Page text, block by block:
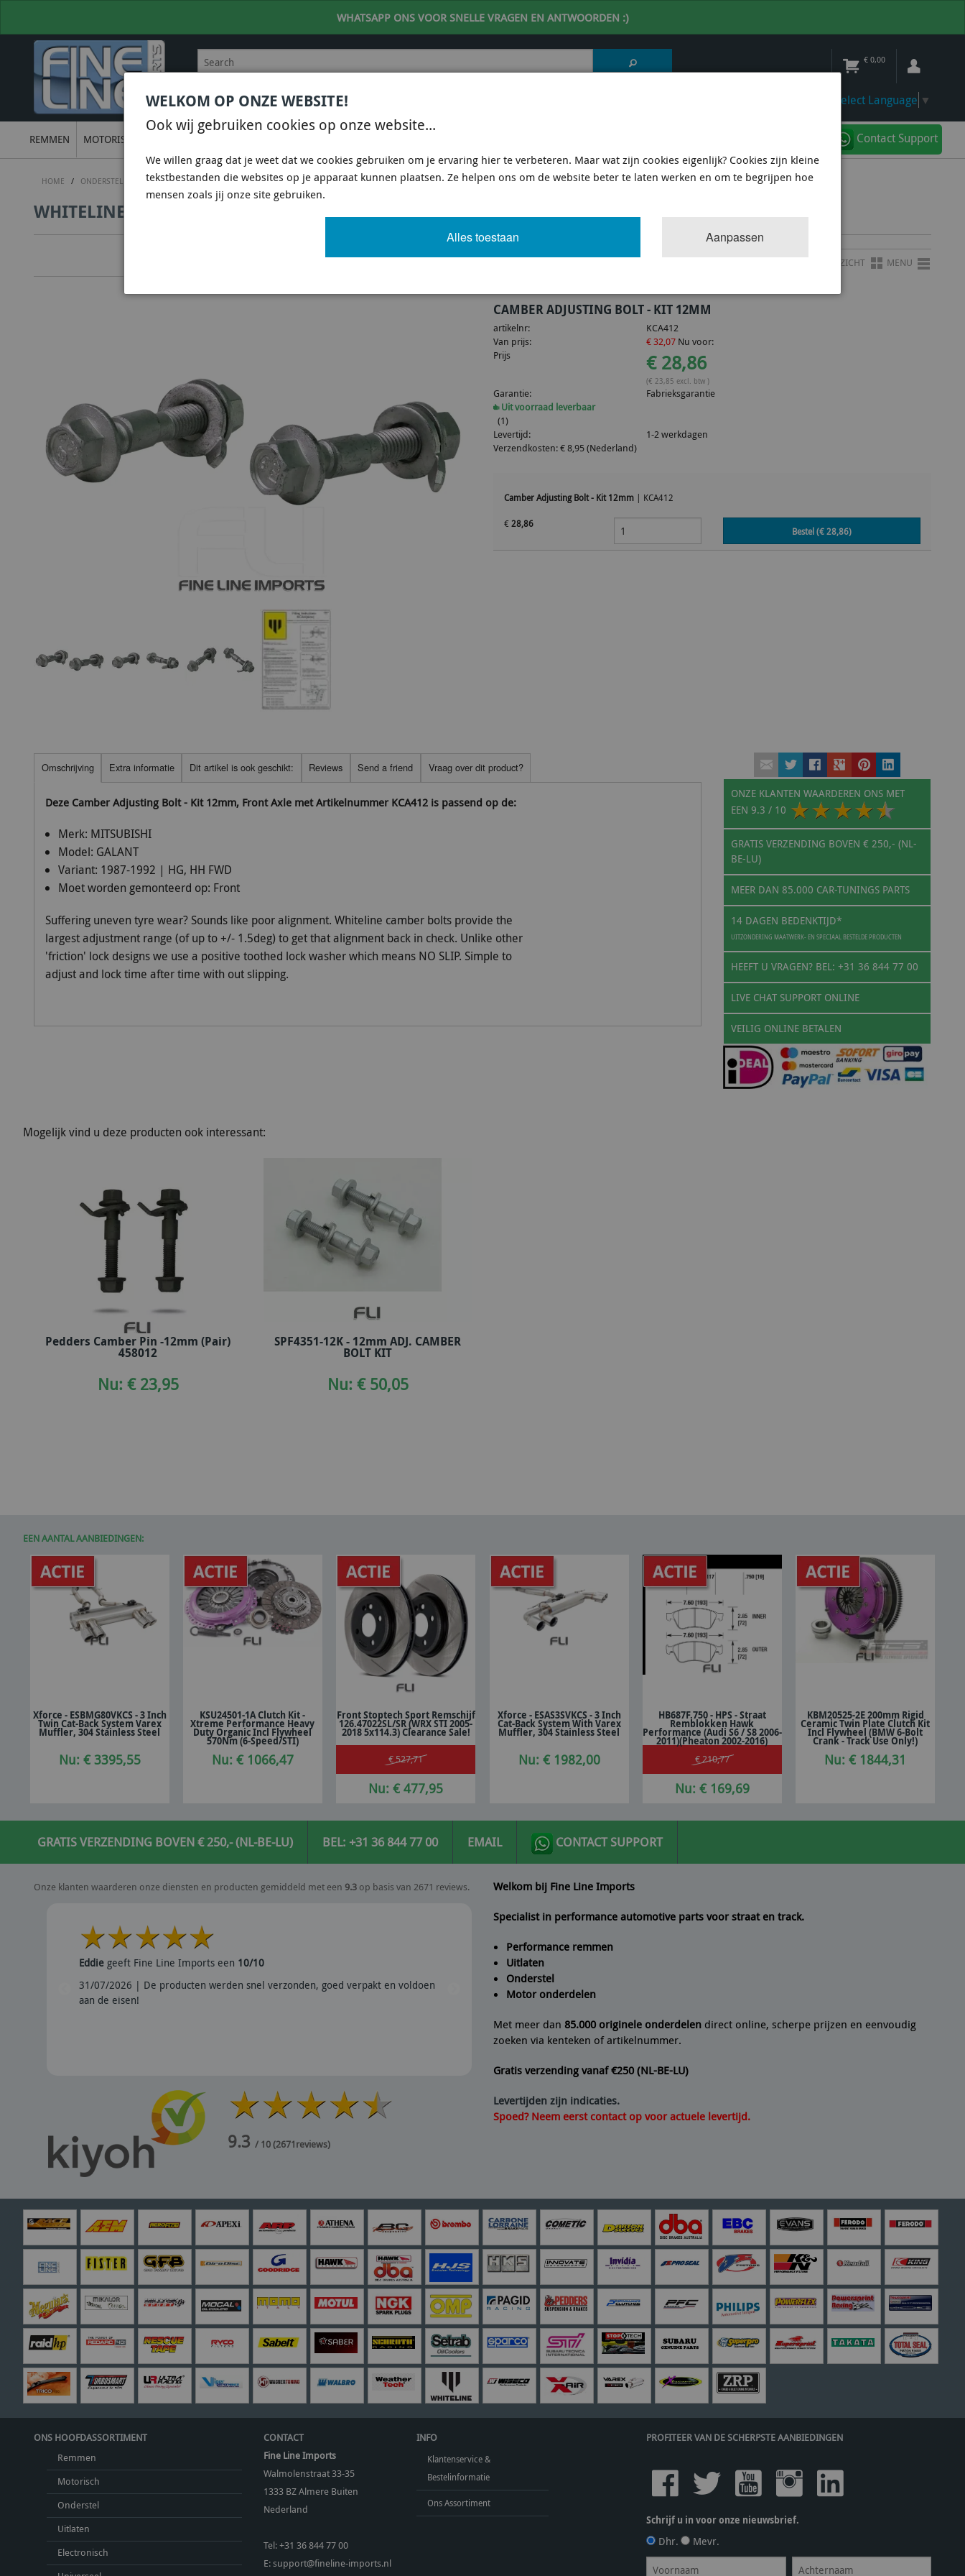
WHATSAPP ONS VOOR SNELLE VRAGEN EN ANTWOORDEN :)
€ 0,00
BEL +31 36 844 77 00VOOR DESKUNDIG ADVIES Select Language ▼
REMMEN MOTORISCH Contact Support
HOME / ONDERSTEL WHITELINE SUSPENSION & CHASSIS / WHITELINE KCA412 - CAMBER ADJUSTING BOLT - KIT 12MM
WHITELINE KCA412 - CAMBER ADJUSTING BOLT - KIT 12MM
Artikel725 van 3503 OVERZICHT MENU
CAMBER ADJUSTING BOLT - KIT 12MM
artikelnr:
KCA412
Van prijs:
€ 32,07 Nu voor:
Prijs
€ 28,86
(€ 23,85 excl. btw )
Garantie:
Fabrieksgarantie
Uit voorraad leverbaar
(1)
Levertijd:
1-2 werkdagen
Verzendkosten: € 8,95 (Nederland)
Camber Adjusting Bolt - Kit 12mm | KCA412
€ 28,86
Bestel (€28,86)
ONZE KLANTEN WAARDEREN ONS MET
EEN 9.3 / 10
GRATIS VERZENDING BOVEN € 250,- (NL-
BE-LU)
MEER DAN 85.000 CAR-TUNINGS PARTS
14 DAGEN BEDENKTIJD*
UITZONDERING MAATWERK- EN SPECIAAL BESTELDE PRODUCTEN
HEEFT U VRAGEN? BEL: +31 36 844 77 00
LIVE CHAT SUPPORT ONLINE
VEILIG ONLINE BETALEN
Omschrijving Extra informatie Dit artikel is ook geschikt: Reviews Send a friend Vraag over dit product?
Deze Camber Adjusting Bolt - Kit 12mm, Front Axle met Artikelnummer KCA412 is passend op de:
Merk: MITSUBISHI
Model: GALANT
Variant: 1987-1992 | HG, HH FWD
Moet worden gemonteerd op: Front
Suffering uneven tyre wear? Sounds like poor alignment. Whiteline camber bolts provide the
largest adjustment range (of up to +/- 1.5deg) to get that alignment back in check. Unlike other
'friction' lock designs we use a positive toothed lock washer which means NO SLIP. Simple to
adjust and lock time after time with out slipping.
Mogelijk vind u deze producten ook interessant:
In winkelwagen
Pedders Camber Pin -12mm (Pair)
458012
Nu: € 23,95
In winkelwagen
SPF4351-12K - 12mm ADJ. CAMBER
BOLT KIT
Nu: € 50,05
EEN AANTAL AANBIEDINGEN:
In winkelwagen
Xforce - ESBMG80VKCS - 3 Inch
Twin Cat-Back System Varex
Muffler, 304 Stainless Steel
Nu: € 3395,55
In winkelwagen
KSU24501-1A Clutch Kit -
Xtreme Performance Heavy
Duty Organic Incl Flywheel
570Nm (6-Speed/STI)
Nu: € 1066,47
In winkelwagen
Front Stoptech Sport Remschijf
126.47022SL/SR (WRX STI 2005-
2018 5x114.3) Clearance Sale!
€ 527,71
Nu: € 477,95
In winkelwagen
Xforce - ESAS3SVKCS - 3 Inch
Cat-Back System With Varex
Muffler, 304 Stainless Steel
Nu: € 1982,00
In winkelwagen
HB687F.750 - HPS - Straat
Remblokken Hawk
Performance (Audi S6 / S8 2006-
2011)(Pheaton 2002-2016)
€ 210,77
Nu: € 169,69
In winkelwagen
KBM20525-2E 200mm Rigid
Ceramic Twin Plate Clutch Kit
Incl Flywheel (BMW 6-Bolt
Crank - Track Use Only!)
Nu: € 1844,31
GRATIS VERZENDING BOVEN € 250,- (NL-BE-LU) BEL: +31 36 844 77 00 EMAIL CONTACT SUPPORT
Onze klanten waarderen onze diensten en producten gemiddeld met een 9.3 op basis van 2671 reviews.
Eddiegeeft Fine Line Imports een 10/10
31/07/2026 | De producten werden snel verzonden, goed verpakt en voldoen
aan de eisen!
Petergeeft Fine Line Imports een
28/07/2026 | Snel verzonden en artikel helemaal volgens de beschrijving. Een
aanrader dus.
9.3/ 10(2671reviews)
Welkom bij Fine Line Imports
Specialist in performance automotive parts voor straat en track.
Performance remmen
Uitlaten
Onderstel
Motor onderdelen
Met meer dan 85.000 originele onderdelen direct online, scherpe prijzen en eenvoudig
zoeken via kenteken of artikelnummer.
Gratis verzending vanaf €250 (NL-BE-LU)
Levertijden zijn indicaties.
Spoed? Neem eerst contact op voor actuele levertijd.
ONS HOOFDASSORTIMENT
Remmen
Motorisch
Onderstel
Uitlaten
Electronisch
CONTACT
Fine Line Imports
Walmolenstraat 33-35
1333 BZAlmere Buiten
Nederland
Tel:+31 36 844 77 00
E:support@fineline-imports.nl
INFO
Klantenservice &
Bestelinformatie
Ons Assortiment
PROFITEER VAN DE SCHERPSTE AANBIEDINGEN
Schrijf u in voor onze nieuwsbrief.
Dhr. Mevr.
WELKOM OP ONZE WEBSITE!
Ook wij gebruiken cookies op onze website...
We willen graag dat je weet dat we cookies gebruiken om je ervaring hier te verbeteren. Maar wat zijn cookies eigenlijk? Cookies zijn kleine
tekstbestanden die websites op je apparaat kunnen plaatsen. Ze helpen ons om de website beter te laten werken en om te begrijpen hoe
mensen zoals jij onze site gebruiken.
Aanpassen
Alles toestaan